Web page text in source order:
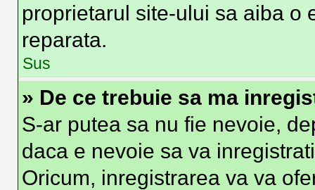
proprietarul site-ului sa aiba o
reparata.
Sus
» De ce trebuie sa ma
S-ar putea sa nu fie nevoie,
daca e nevoie sa va
Oricum, inregistrarea va va